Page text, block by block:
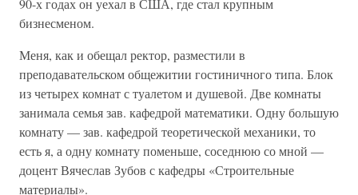
90-х годах он уехал в США, где стал крупным
бизнесменом.
Меня, как и обещал ректор, разместили в
преподавательском общежитии гостиничного типа. Блок
из четырех комнат с туалетом и душевой. Две комнаты
занимала семья зав. кафедрой математики. Одну большую
комнату — зав. кафедрой теоретической механики, то
есть я, а одну комнату поменьше, соседнюю со мной —
доцент Вячеслав Зубов с кафедры «Строительные
материалы».